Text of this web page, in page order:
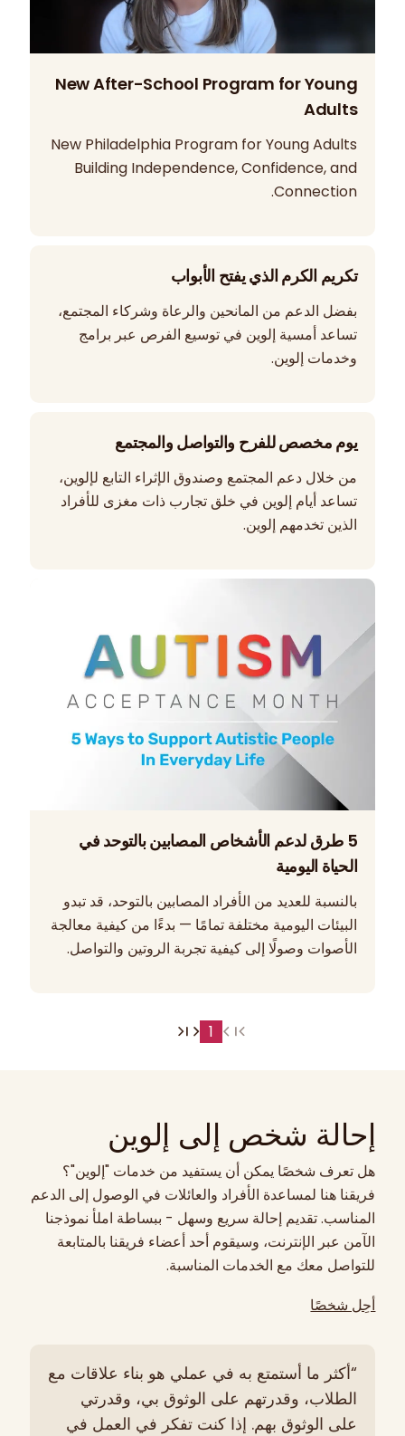
New After-School Program for Young
Adults
New Philadelphia Program for Young Adults
Building Independence, Confidence, and
Connection.
تكريم الكرم الذي يفتح الأبواب
بفضل الدعم من المانحين والرعاة وشركاء المجتمع،
تساعد أمسية إلوين في توسيع الفرص عبر برامج
وخدمات إلوين.
يوم مخصص للفرح والتواصل والمجتمع
من خلال دعم المجتمع وصندوق الإثراء التابع لإلوين،
تساعد أيام إلوين في خلق تجارب ذات مغزى للأفراد
الذين تخدمهم إلوين.
5 طرق لدعم الأشخاص المصابين بالتوحد في
الحياة اليومية
بالنسبة للعديد من الأفراد المصابين بالتوحد، قد تبدو
البيئات اليومية مختلفة تمامًا — بدءًا من كيفية معالجة
الأصوات وصولًا إلى كيفية تجربة الروتين والتواصل.
1
إحالة شخص إلى إلوين
هل تعرف شخصًا يمكن أن يستفيد من خدمات "إلوين"؟
فريقنا هنا لمساعدة الأفراد والعائلات في الوصول إلى الدعم
المناسب. تقديم إحالة سريع وسهل - ببساطة املأ نموذجنا
الآمن عبر الإنترنت، وسيقوم أحد أعضاء فريقنا بالمتابعة
للتواصل معك مع الخدمات المناسبة.
أحِل شخصًا
“أكثر ما أستمتع به في عملي هو بناء علاقات مع
الطلاب، وقدرتهم على الوثوق بي، وقدرتي
على الوثوق بهم. إذا كنت تفكر في العمل في